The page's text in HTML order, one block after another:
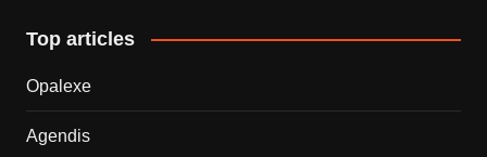
Top articles
Opalexe
Agendis